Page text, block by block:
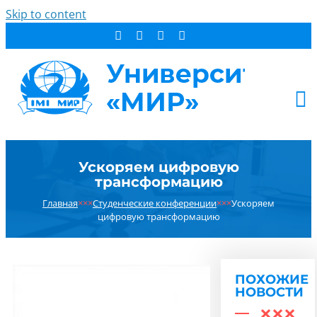
Skip to content
ДОПОБРАЗОВАНИЕ
ОБ УНИВЕРСИТЕТЕ
НОВОСТИ
Ускоряем цифровую
трансформацию
Главная×××Студенческие конференции×××Ускоряем
цифровую трансформацию
ПОХОЖИЕ
НОВОСТИ